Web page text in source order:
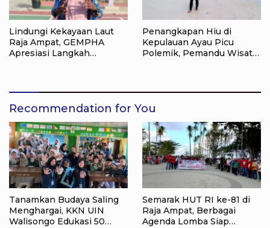
Lindungi Kekayaan Laut
Raja Ampat, GEMPHA
Apresiasi Langkah
Penangkapan Hiu di
Kepulauan Ayau Picu
Polemik, Pemandu Wisata:
Recommendation for You
Tanamkan Budaya Saling
Menghargai, KKN UIN
Walisongo Edukasi 50
Semarak HUT RI ke-81 di
Raja Ampat, Berbagai
Agenda Lomba Siap